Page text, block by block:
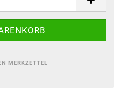
MERKZETTEL